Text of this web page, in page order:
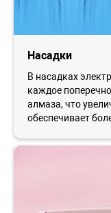
Насадки
В насадках
каждое
алмаза, что
обеспечивает